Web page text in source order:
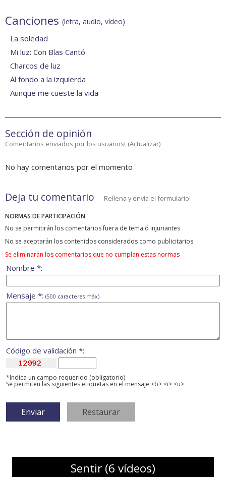
Canciones (letra, audio, vídeo)
La soledad
Mi luz: Con Blas Cantó
Charcos de luz
Al fondo a la izquierda
Aunque me cueste la vida
Sección de opinión
Comentarios enviados por los usuarios! (Actualizar)
No hay comentarios por el momento
Deja tu comentario Rellena y envía el formulario!
NORMAS DE PARTICIPACIÓN
No se permitirán los comentarios fuera de tema ó injuriantes
No se aceptarán los contenidos considerados como publicitarios
Se eliminarán los comentarios que no cumplan estas normas
Nombre *:
Mensaje *: (500 caracteres máx)
Código de validación *:
*Indica un campo requerido (obligatorio)
Se permiten las siguientes etiquetas en el mensaje <b> <i> <u>
Sentir (6 vídeos)